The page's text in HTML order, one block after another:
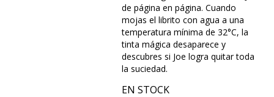
de página en página. Cuando
mojas el librito con agua a una
temperatura mínima de 32°C, la
tinta mágica desaparece y
descubres si Joe logra quitar toda
la suciedad.
EN STOCK